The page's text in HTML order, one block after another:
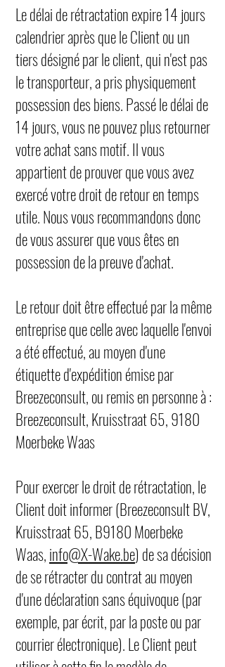
Le délai de rétractation expire 14 jours
calendrier après que le Client ou un
tiers désigné par le client, qui n'est pas
le transporteur, a pris physiquement
possession des biens. Passé le délai de
14 jours, vous ne pouvez plus retourner
votre achat sans motif. Il vous
appartient de prouver que vous avez
exercé votre droit de retour en temps
utile. Nous vous recommandons donc
de vous assurer que vous êtes en
possession de la preuve d'achat.
Le retour doit être effectué par la même
entreprise que celle avec laquelle l'envoi
a été effectué, au moyen d'une
étiquette d'expédition émise par
Breezeconsult, ou remis en personne à :
Breezeconsult, Kruisstraat 65, 9180
Moerbeke Waas
Pour exercer le droit de rétractation, le
Client doit informer (Breezeconsult BV,
Kruisstraat 65, B9180 Moerbeke
Waas,info@X-Wake.be) de sa décision
de se rétracter du contrat au moyen
d'une déclaration sans équivoque (par
exemple, par écrit, par la poste ou par
courrier électronique). Le Client peut